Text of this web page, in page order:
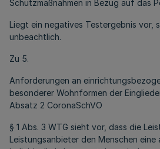
Schutzmaßnahmen in Bezug auf das
Liegt ein negatives Testergebnis vor,
unbeachtlich.
Zu 5.
Anforderungen an
besonderer Wohnformen der
Absatz 2 CoronaSchVO
§ 1 Abs. 3 WTG sieht vor, dass die
Leistungsanbieter den Menschen eine